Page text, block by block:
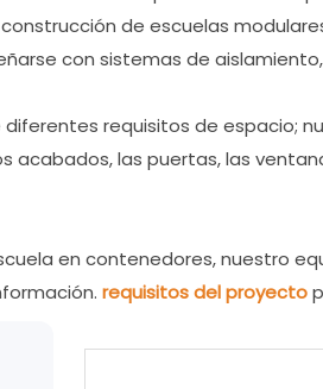
de escuelas
con sistemas de
diferentes requisitos de espacio;
acabados, las puertas, las
en contenedores, nuestro
requisitos del proyecto